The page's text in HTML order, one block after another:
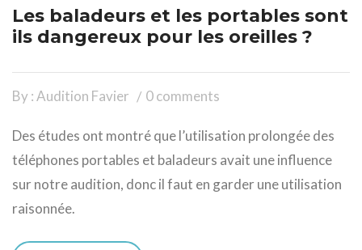
Les baladeurs et les portables sont
ils dangereux pour les oreilles ?
By : Audition Favier 0 comments
Des études ont montré que l’utilisation prolongée des
téléphones portables et baladeurs avait une influence
sur notre audition, donc il faut en garder une utilisation
raisonnée.